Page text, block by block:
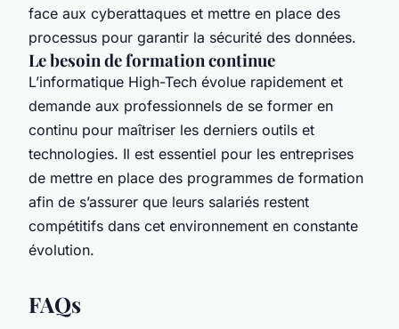
face aux cyberattaques et mettre en place des
processus pour garantir la sécurité des données.
Le besoin de formation continue
L’informatique High-Tech évolue rapidement et
demande aux professionnels de se former en
continu pour maîtriser les derniers outils et
technologies. Il est essentiel pour les entreprises
de mettre en place des programmes de formation
afin de s’assurer que leurs salariés restent
compétitifs dans cet environnement en constante
évolution.
FAQs